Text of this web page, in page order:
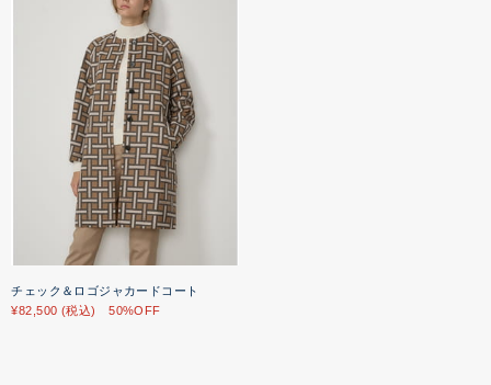
チェック＆ロゴジャカードコート
¥82,500 (税込) 50%OFF